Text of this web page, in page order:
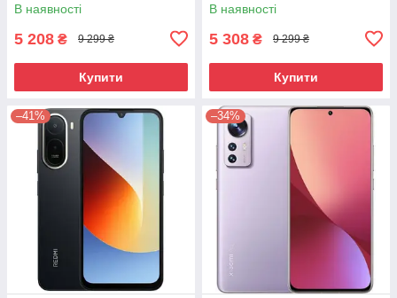
В наявності
5 208 ₴ 9 299 ₴
Купити
В наявності
5 308 ₴ 9 299 ₴
Купити
–41% –34%